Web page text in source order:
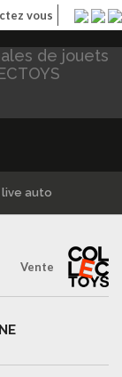
vous
auto
Vente